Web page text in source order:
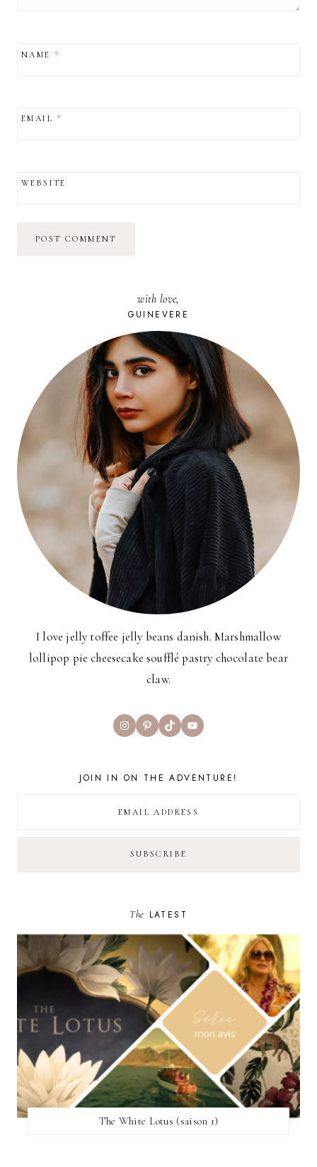
NAME *
EMAIL*
WEBSITE
with love,
GUINEVERE
I love jelly toffee jelly beans danish. Marshmallow
lollipop pie cheesecake soufflé pastry chocolate bear
claw.
InstagramPinterest
TikTokYouTube
JOIN IN ON THE ADVENTURE!
The LATEST
The White Lotus (saison 1)